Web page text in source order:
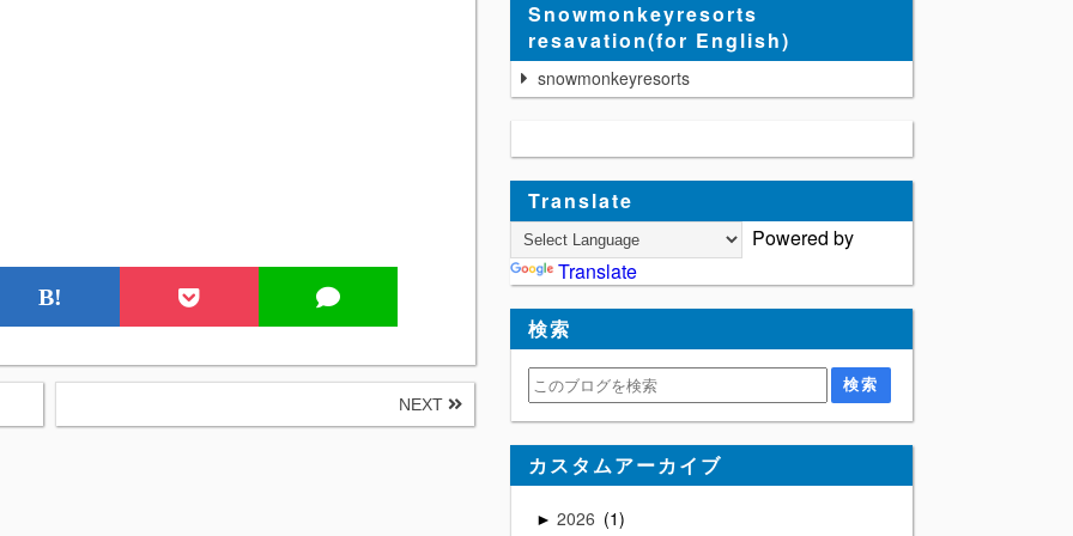
B!
NEXT
Snowmonkeyresorts
resavation(for English)
snowmonkeyresorts
Translate
Powered by
Translate
検索
カスタムアーカイブ
► 2026
1